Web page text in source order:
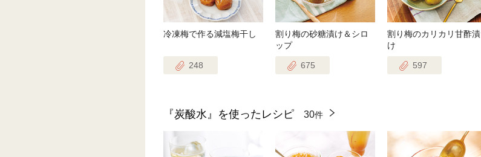
冷凍梅で作る減塩梅干し
248
割り梅の砂糖漬け＆シロ
ップ
675
割り梅のカリカリ甘酢漬
け
597
『炭酸水』を使ったレシピ 30件